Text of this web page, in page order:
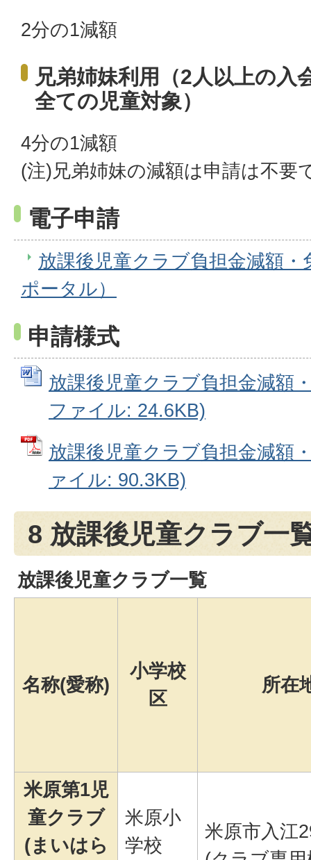
2分の1減額
兄弟姉妹利用（2人以上の入
全ての児童対象）
4分の1減額
(注)兄弟姉妹の減額は申請は不要
電子申請
放課後児童クラブ負担金減額
ポータル）
申請様式
放課後児童クラブ負担金減額
ファイル: 24.6KB)
放課後児童クラブ負担金減額
ァイル: 90.3KB)
8 放課後児童クラブ一
放課後児童クラブ一覧
名称(愛称)
小学校
区
所在
米原第1児
童クラブ
(まいはら
米原小
学校
米原市入江